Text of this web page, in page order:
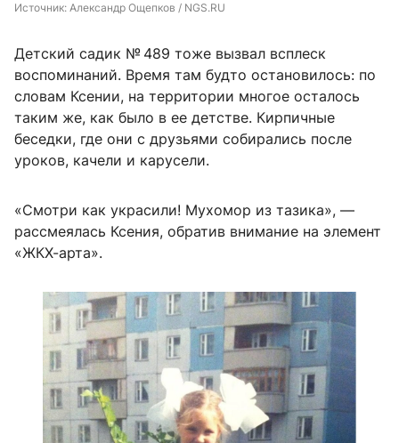
Источник: Александр Ощепков / NGS.RU
Детский садик № 489 тоже вызвал всплеск
воспоминаний. Время там будто остановилось: по
словам Ксении, на территории многое осталось
таким же, как было в ее детстве. Кирпичные
беседки, где они с друзьями собирались после
уроков, качели и карусели.
«Смотри как украсили! Мухомор из тазика», —
рассмеялась Ксения, обратив внимание на элемент
«ЖКХ-арта».